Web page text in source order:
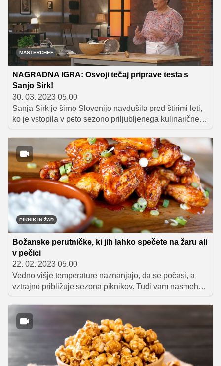
MASTERCHEF
NAGRADNA IGRA: Osvoji tečaj priprave testa s
Sanjo Sirk!
30. 03. 2023 05.00
Sanja Sirk je širno Slovenijo navdušila pred štirimi leti,
ko je vstopila v peto sezono priljubljenega kulinaričnega
tekmovanja MasterChef Slovenija, kjer nas je vse
naučila, da je najpomembnejša sestavina v kuhinji
ljubezen. Sinoči je navdušila tudi letošnje tekmovalce,
ki jih je poučila vse o pripravi testa, zdaj pa takšna
izkušnja tudi čaka enega srečneža!
PIKNIK IN ŽAR
Božanske perutničke, ki jih lahko spečete na žaru ali
v pečici
22. 02. 2023 05.00
Vedno višje temperature naznanjajo, da se počasi, a
vztrajno približuje sezona piknikov. Tudi vam nasmeh
na obraz nariše že samo misel, da bo z balkonov in
žara? Da pa brbončic svojih najdražjih ne boste
razvajali le s klasičnimi žar dobrotami, vam tokrat
razkrivamo recept Mateja Stipaniča za prave ameriške
buffalo perutničke, ki bodo zmanjkale v trenutku, ko jih
boste postregli na mizo.